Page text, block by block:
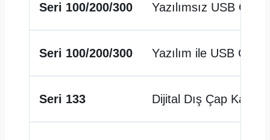
Seri 100/200/300 Yazılımsız USB
Seri 100/200/300 Yazılım ile USB
Seri 133 Dijital Dış Çap Kanal